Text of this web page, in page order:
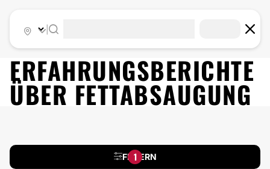
ERFAHRUNGSBERICHTE
ÜBER FETTABSAUGUNG
FILTERN
1